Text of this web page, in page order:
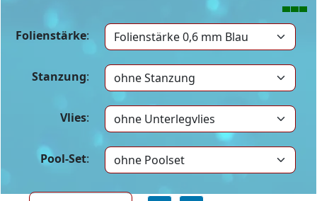
Folienstärke:
Stanzung:
Vlies:
Pool-Set: